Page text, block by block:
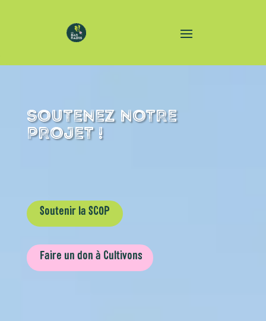
SOUTENEZ NOTRE
PROJET !
Soutenir la SCOP
Faire un don à Cultivons